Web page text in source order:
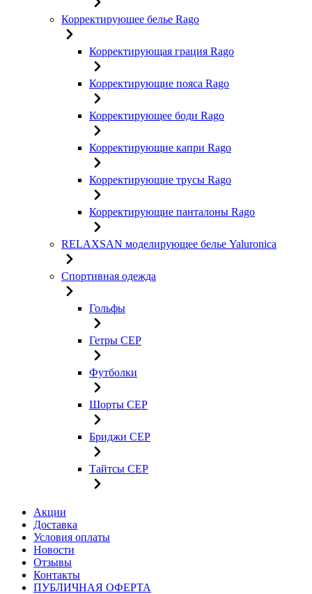
Корректирующее белье Rago
Корректирующая грация Rago
Корректирующие пояса Rago
Корректирующее боди Rago
Корректирующие капри Rago
Корректирующие трусы Rago
Корректирующие панталоны Rago
RELAXSAN моделирующее белье Yaluroniсa
Спортивная одежда
Гольфы
Гетры CEP
Футболки
Шорты CEP
Бриджи CEP
Тайтсы CEP
Акции
Доставка
Условия оплаты
Новости
Отзывы
Контакты
ПУБЛИЧНАЯ ОФЕРТА